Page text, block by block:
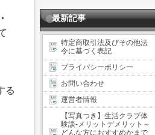
る
最新記事
特定商取引法及びその他法
令に基づく表記
プライバシーポリシー
お問い合わせ
運営者情報
【写真つき】生活クラブ体
験談-メリットデメリット～
どんな方におすすめかまで